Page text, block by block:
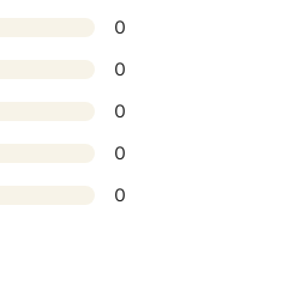
0
0
0
0
0